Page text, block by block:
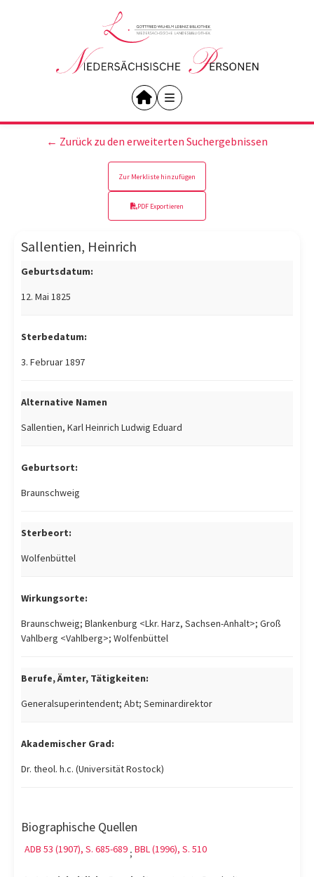
← Zurück zu den erweiterten Suchergebnissen
Zur Merkliste hinzufügen
PDF Exportieren
Sallentien, Heinrich
Geburtsdatum:
12. Mai 1825
Sterbedatum:
3. Februar 1897
Alternative Namen
Sallentien, Karl Heinrich Ludwig Eduard
Geburtsort:
Braunschweig
Sterbeort:
Wolfenbüttel
Wirkungsorte:
Braunschweig; Blankenburg <Lkr. Harz, Sachsen-Anhalt>; Groß
Vahlberg <Vahlberg>; Wolfenbüttel
Berufe, Ämter, Tätigkeiten:
Generalsuperintendent; Abt; Seminardirektor
Akademischer Grad:
Dr. theol. h.c. (Universität Rostock)
Biographische Quellen
ADB 53 (1907), S. 685-689 ; BBL (1996), S. 510